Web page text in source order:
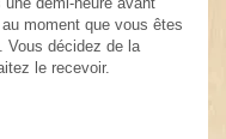
moment que vous êtes
Vous décidez de la
le recevoir.